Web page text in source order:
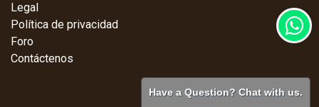
Legal
Política de privacidad
Foro
Contáctenos
Have a Question? Chat with us.